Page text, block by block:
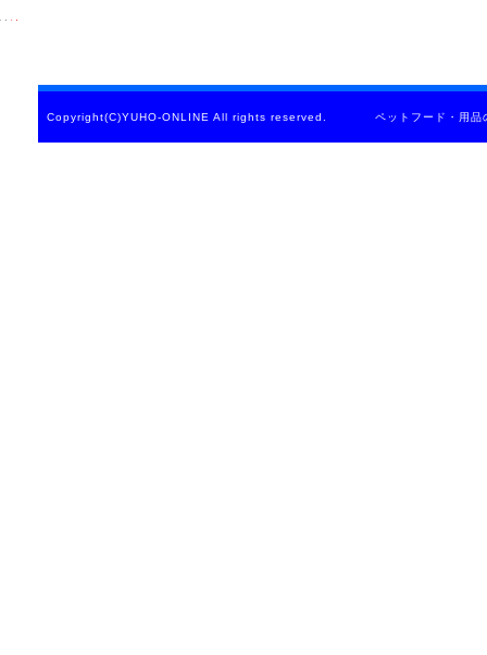
Copyright(C)YUHO-ONLINE All rights reserved. ペットフード・用品